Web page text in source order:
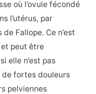
où l’ovule fécondé
l’utérus, par
Fallope. Ce n’est
et peut être
elle n’est pas
de fortes douleurs
pelviennes